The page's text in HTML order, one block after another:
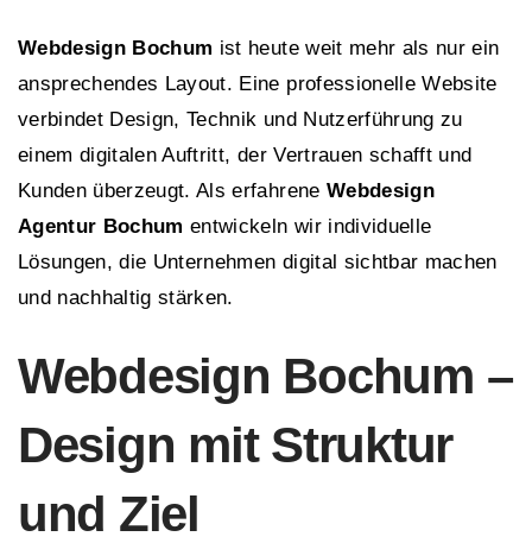
Webdesign Bochum ist heute weit mehr als nur ein
ansprechendes Layout. Eine professionelle Website
verbindet Design, Technik und Nutzerführung zu
einem digitalen Auftritt, der Vertrauen schafft und
Kunden überzeugt. Als erfahrene Webdesign
Agentur Bochum entwickeln wir individuelle
Lösungen, die Unternehmen digital sichtbar machen
und nachhaltig stärken.
Webdesign Bochum –
Design mit Struktur
und Ziel